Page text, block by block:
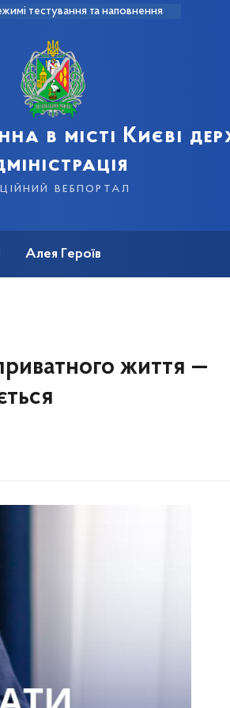
тестування та наповнення
в місті Києві
вебпортал
Алея Героїв
життя —